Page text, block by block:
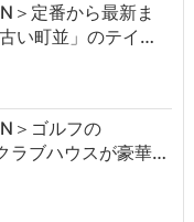
＞定番から最新ま
い町並」のテイ…
＞ゴルフの
ラブハウスが豪華…